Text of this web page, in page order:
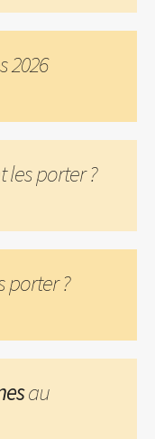
2026
porter ?
porter ?
au